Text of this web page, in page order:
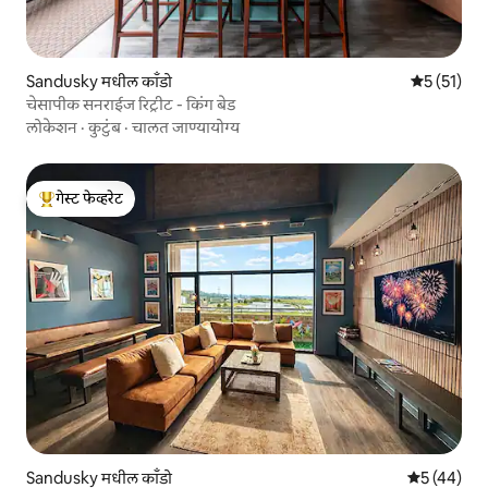
Sandusky मधील काँडो 5 पैकी 5
5 (51)
चेसापीक सनराईज रिट्रीट - किंग बेड
लोकेशन ·कुटुंब·चालत जाण्यायोग्य
टॉप गेस्ट फेव्हरेट
गेस्ट फेव्हरेट
Sandusky मधील काँडो 5 पैकी 5
5 (44)